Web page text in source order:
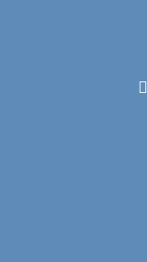
